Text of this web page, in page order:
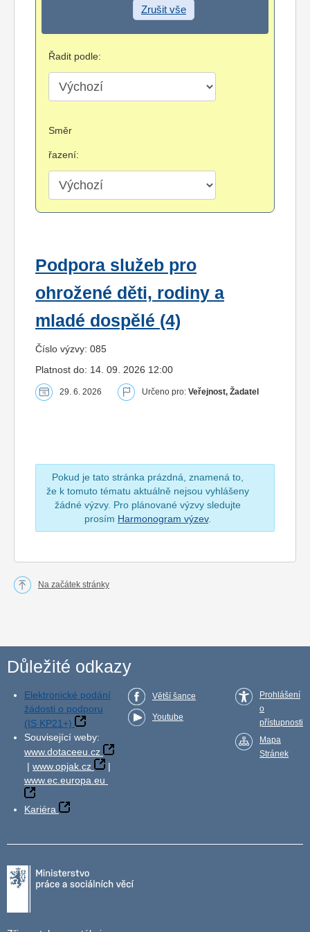
Zrušit vše
Řadit podle:
Směr
řazení:
Podpora služeb pro
ohrožené děti, rodiny a
mladé dospělé (4)
Číslo výzvy: 085
Platnost do: 14. 09. 2026 12:00
29. 6. 2026 Určeno pro: Veřejnost, Žadatel
Pokud je tato stránka prázdná, znamená to,
že k tomuto tématu aktuálně nejsou vyhlášeny
žádné výzvy. Pro plánované výzvy sledujte
prosím Harmonogram výzev.
Na začátek stránky
Důležité odkazy
Elektronické podání
žádosti o podporu
(IS KP21+)
Související weby:
www.dotaceeu.cz
| www.opjak.cz
|
www.ec.europa.eu
Kariéra
Větší šance
Youtube
Prohlášení
o
přístupnosti
Mapa
Stránek